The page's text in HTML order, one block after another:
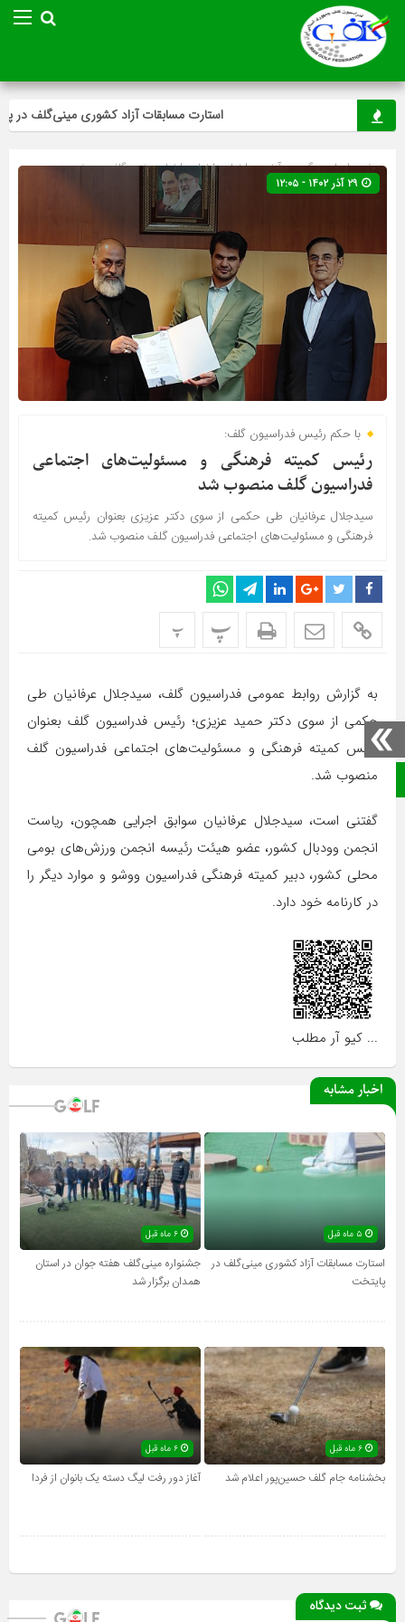
صفحه نخست
استارت مسابقات آزاد کشوری مینی‌گلف در
صفحه اصلی» گروه »آخرین اخبار»اخبار»اخبار ویژه»گلف»ویژه
با حکم رئیس فدراسیون گلف:
رئیس کمیته فرهنگی و مسئولیت‌های اجتماعی
فدراسیون گلف منصوب شد
سیدجلال عرفانیان طی حکمی از سوی دکتر عزیزی بعنوان رئیس کمیته
فرهنگی و مسئولیت‌های اجتماعی فدراسیون گلف منصوب شد.
پ پ
به گزارش روابط عمومی فدراسیون گلف، سیدجلال عرفانیان طی
حکمی از سوی دکتر حمید عزیزی؛ رئیس فدراسیون گلف بعنوان
رئیس کمیته فرهنگی و مسئولیت‌های اجتماعی فدراسیون گلف
منصوب شد.
گفتنی است، سیدجلال عرفانیان سوابق اجرایی همچون، ریاست
انجمن وودبال کشور، عضو هیئت رئیسه انجمن ورزش‌های بومی
محلی کشور، دبیر کمیته فرهنگی فدراسیون ووشو و موارد دیگر را
در کارنامه خود دارد.
... کیو آر مطلب
اخبار مشابه
استارت مسابقات آزاد کشوری مینی‌گلف در
پایتخت
جشنواره مینی‌گلف هفته جوان در استان
همدان برگزار شد
۶ ماه قبل
بخشنامه جام گلف حسین‌پور اعلام شد آغاز دور رفت لیگ دسته یک بانوان از فردا
ثبت دیدگاه